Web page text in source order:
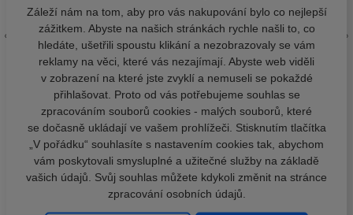
Záleží nám na tom, aby pro vás nakupování bylo co nejlepší
zážitkem. Abyste na našich stránkách rychle našli to, co
hledáte, ušetřili spoustu klikání a nezobrazovaly se vám
reklamy na věci, které vás nezajímají. Abyste web viděli
v zobrazení na které jste zvyklí a nemuseli se pokaždé
přihlašovat. Proto od vás potřebujeme souhlas se
zpracováním souborů cookies - malých souborů, které
se dočasně ukládají ve vašem prohlížeči. Stisknutím tlačítka
„V pořádku“ souhlasíte s nastavením cookies tak, abychom
vám poskytovali smysluplné a užitečné služby na základě
vašich údajů. Svůj souhlas můžete kdykoli změnit na stránce
zpracování osobních údajů.